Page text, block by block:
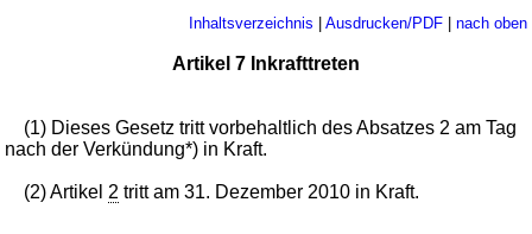
Inhaltsverzeichnis | Ausdrucken/PDF| nach oben
Artikel 7 Inkrafttreten
(1) Dieses Gesetz tritt vorbehaltlich des Absatzes 2 am Tag
nach der Verkündung*) in Kraft.
(2) Artikel 2 tritt am 31. Dezember 2010 in Kraft.